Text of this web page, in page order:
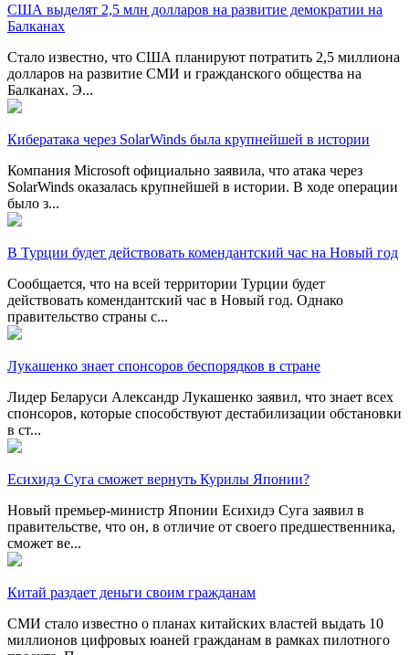
США выделят 2,5 млн долларов на развитие демократии на
Балканах
Стало известно, что США планируют потратить 2,5 миллиона
долларов на развитие СМИ и гражданского общества на
Балканах. Э...
Кибератака через SolarWinds была крупнейшей в истории
Компания Microsoft официально заявила, что атака через
SolarWinds оказалась крупнейшей в истории. В ходе операции
было з...
В Турции будет действовать комендантский час на Новый год
Сообщается, что на всей территории Турции будет
действовать комендантский час в Новый год. Однако
правительство страны с...
Лукашенко знает спонсоров беспорядков в стране
Лидер Беларуси Александр Лукашенко заявил, что знает всех
спонсоров, которые способствуют дестабилизации обстановки
в ст...
Есихидэ Суга сможет вернуть Курилы Японии?
Новый премьер-министр Японии Есихидэ Суга заявил в
правительстве, что он, в отличие от своего предшественника,
сможет ве...
Китай раздает деньги своим гражданам
СМИ стало известно о планах китайских властей выдать 10
миллионов цифровых юаней гражданам в рамках пилотного